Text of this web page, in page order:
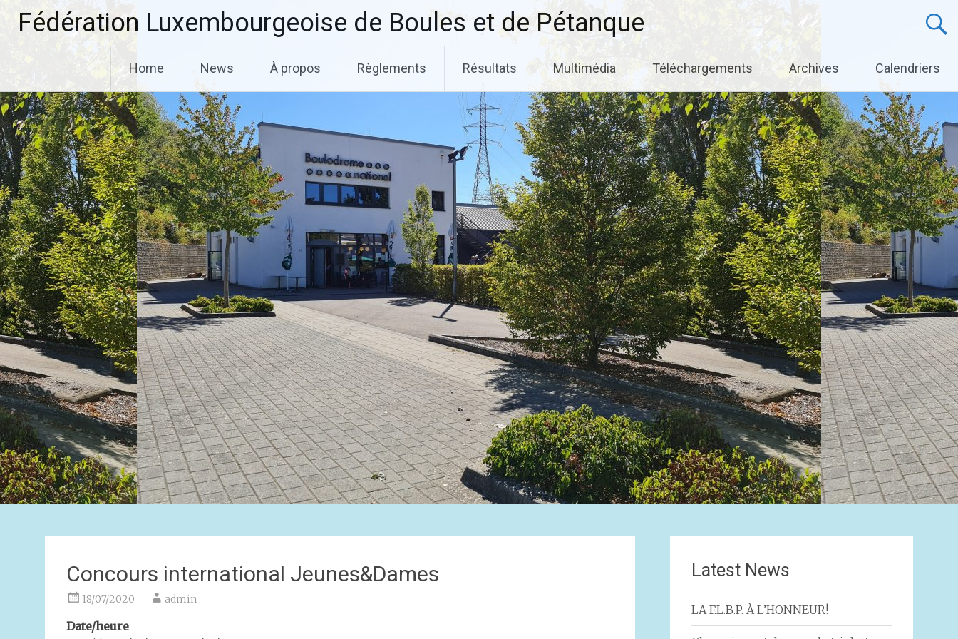
Fédération Luxembourgeoise de Boules et de Pétanque
Home News À propos Règlements Résultats Multimédia Téléchargements Archives Calendriers
Concours international Jeunes&Dames
18/07/2020 admin
Date/heure
Latest News
LA F.L.B.P. À L’HONNEUR!